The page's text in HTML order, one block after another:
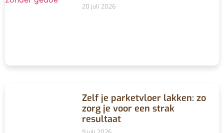
20 juli 2026
Zelf je parketvloer lakken: zo
zorg je voor een strak
resultaat